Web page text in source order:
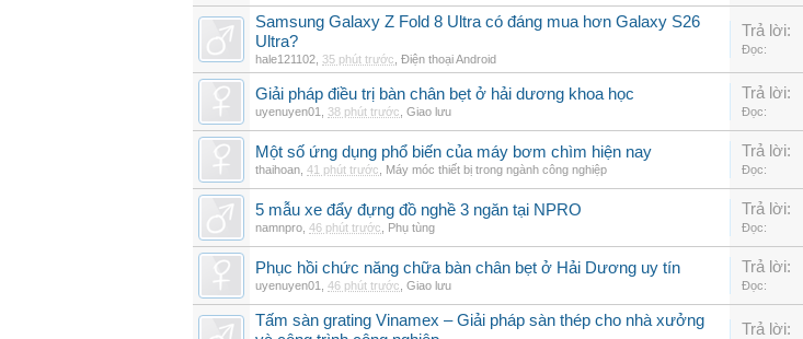
Samsung Galaxy Z Fold 8 Ultra có đáng mua hơn Galaxy S26
Ultra?
hale121102 35 phút trước Điện thoại Android
Trả lời:
Đọc:
Giải pháp điều trị bàn chân bẹt ở hải dương khoa học
uyenuyen01 38 phút trước Giao lưu
Trả lời:
Đọc:
Một số ứng dụng phổ biến của máy bơm chìm hiện nay
thaihoan 41 phút trước Máy móc thiết bị trong ngành công nghiệp
Trả lời:
Đọc:
5 mẫu xe đẩy đựng đồ nghề 3 ngăn tại NPRO
namnpro 46 phút trước Phụ tùng
Trả lời:
Đọc:
Phục hồi chức năng chữa bàn chân bẹt ở Hải Dương uy tín
uyenuyen01 46 phút trước Giao lưu
Trả lời:
Đọc:
Tấm sàn grating Vinamex – Giải pháp sàn thép cho nhà xưởng
Trả lời: